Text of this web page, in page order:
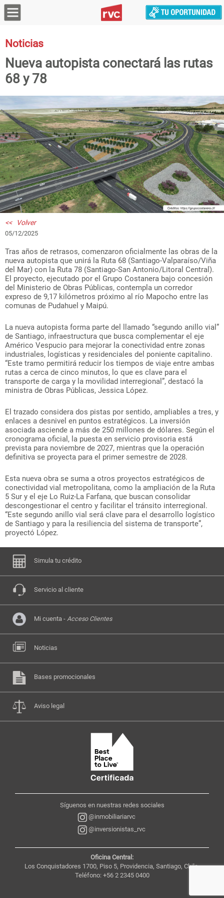
Noticias
Nueva autopista conectará las rutas
68 y 78
<< Volver
05/12/2025
Tras años de retrasos, comenzaron oficialmente las obras de la
nueva autopista que unirá la Ruta 68 (Santiago-Valparaíso/Viña
del Mar) con la Ruta 78 (Santiago-San Antonio/Litoral Central).
El proyecto, ejecutado por el Grupo Costanera bajo concesión
del Ministerio de Obras Públicas, contempla un corredor
expreso de 9,17 kilómetros próximo al río Mapocho entre las
comunas de Pudahuel y Maipú.
La nueva autopista forma parte del llamado “segundo anillo vial”
de Santiago, infraestructura que busca complementar el eje
Américo Vespucio para mejorar la conectividad entre zonas
industriales, logísticas y residenciales del poniente capitalino.
“Este tramo permitirá reducir los tiempos de viaje entre ambas
rutas a cerca de cinco minutos, lo que es clave para el
transporte de carga y la movilidad interregional”, destacó la
ministra de Obras Públicas, Jessica López.
El trazado considera dos pistas por sentido, ampliables a tres, y
enlaces a desnivel en puntos estratégicos. La inversión
asociada asciende a más de 250 millones de dólares. Según el
cronograma oficial, la puesta en servicio provisoria está
prevista para noviembre de 2027, mientras que la operación
definitiva se proyecta para el primer semestre de 2028.
Esta nueva obra se suma a otros proyectos estratégicos de
conectividad vial metropolitana, como la ampliación de la Ruta
5 Sur y el eje Lo Ruiz-La Farfana, que buscan consolidar
descongestionar el centro y facilitar el tránsito interregional.
“Este segundo anillo vial será clave para el desarrollo logístico
de Santiago y para la resiliencia del sistema de transporte”,
proyectó López.
Simula tu crédito
Servicio al cliente
Mi cuenta - Acceso Clientes
Noticias
Bases promocionales
Aviso legal
Síguenos en nuestras redes sociales
@inmobiliariarvc
@inversionistas_rvc
Oficina Central:
Los Conquistadores 1700, Piso 5, Providencia, Santiago, Chile,
Teléfono: +56 2 2345 0400